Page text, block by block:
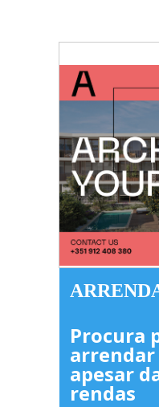
Procura
arrendar
apesar
rendas